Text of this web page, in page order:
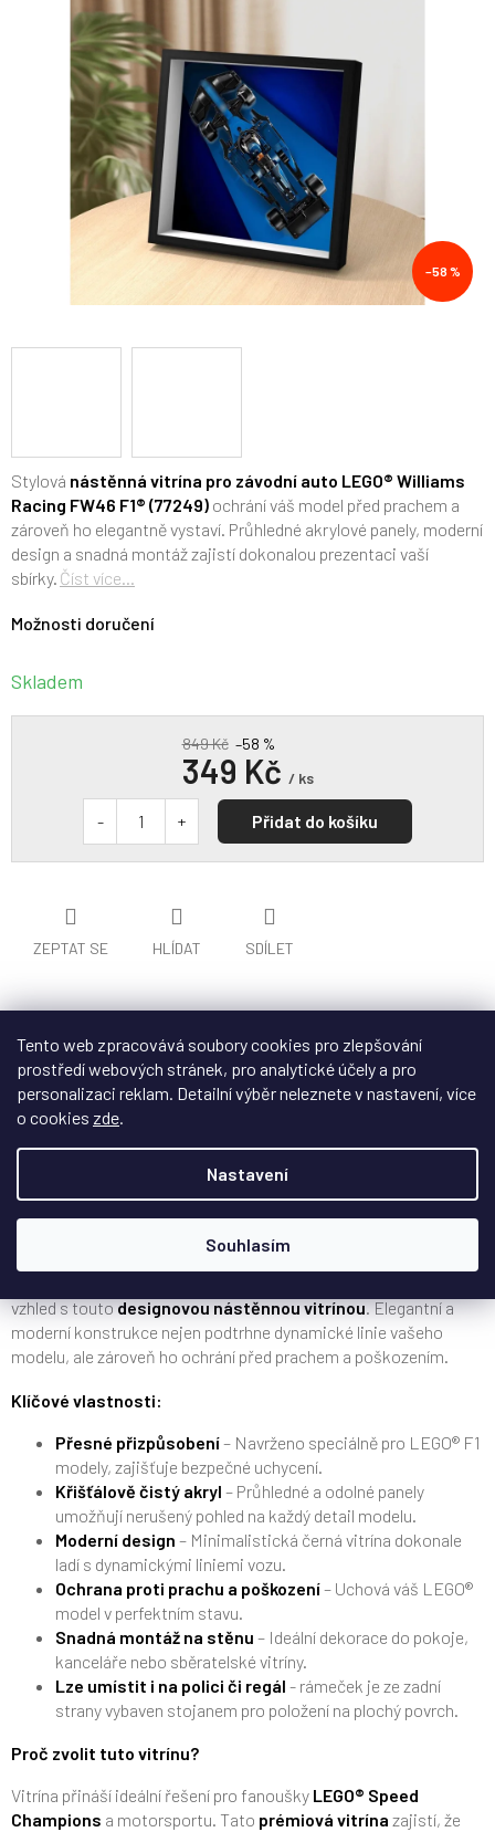
Tento web zpracovává soubory cookies pro zlepšování
prostředí webových stránek, pro analytické účely a pro
personalizaci reklam. Detailní výběr neleznete v nastavení, více
o cookies zde.
Nastavení
Souhlasím
5
hvězdiček.
–58 %
Skladem
Možnosti doručení
Stylová nástěnná vitrína pro závodní auto LEGO® Williams
Racing FW46 F1® (77249) ochrání váš model před prachem a
zároveň ho elegantně vystaví. Průhledné akrylové panely, moderní
design a snadná montáž zajistí dokonalou prezentaci vaší
sbírky. Číst více...
ZEPTAT SE HLÍDAT SDÍLET
849 Kč –58 %
349 Kč / ks
Přidat do košíku
Popis Hodnocení Diskuze
Nástěnná vitrína pro závodní auto LEGO® Speed Champions
Williams Racing FW46 F1® (77249) – Stylová ochrana a
prezentace
Prémiové vystavení vašeho LEGO® modelu
vzhled s toutodesignovou nástěnnou vitrínou. Elegantní a
moderní konstrukce nejen podtrhne dynamické linie vašeho
modelu, ale zároveň ho ochrání před prachem a poškozením.
Klíčové vlastnosti:
Přesné přizpůsobení– Navrženo speciálně pro LEGO® F1
modely, zajišťuje bezpečné uchycení.
Křišťálově čistý akryl – Průhledné a odolné panely
umožňují nerušený pohled na každý detail modelu.
Moderní design – Minimalistická černá vitrína dokonale
ladí s dynamickými liniemi vozu.
Ochrana proti prachu a poškození– Uchová váš LEGO®
model v perfektním stavu.
Snadná montáž na stěnu – Ideální dekorace do pokoje,
kanceláře nebo sběratelské vitríny.
Lze umístit i na polici či regál - rámeček je ze zadní
strany vybaven stojanem pro položení na plochý povrch.
Proč zvolit tuto vitrínu?
Vitrína přináší ideální řešení pro fanoušky LEGO® Speed
Champions a motorsportu. Tato prémiová vitrína zajistí, že